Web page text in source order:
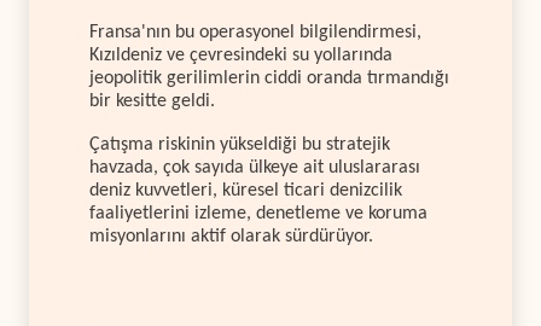
Fransa'nın bu operasyonel bilgilendirmesi,
Kızıldeniz ve çevresindeki su yollarında
jeopolitik gerilimlerin ciddi oranda tırmandığı
bir kesitte geldi.
Çatışma riskinin yükseldiği bu stratejik
havzada, çok sayıda ülkeye ait uluslararası
deniz kuvvetleri, küresel ticari denizcilik
faaliyetlerini izleme, denetleme ve koruma
misyonlarını aktif olarak sürdürüyor.